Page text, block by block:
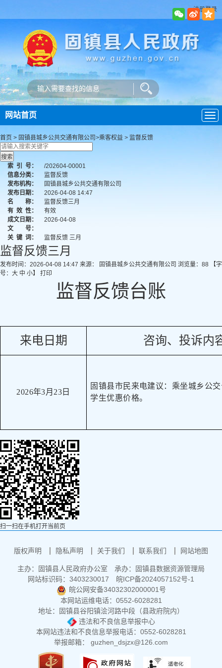
注册登录
导
航
网站首页
首页 > 固镇县城乡公共交通有限公司 >乘客权益 > 监督反馈
索 引 号：
/202604-00001
信息分类：
监督反馈
发布机构：
固镇县城乡公共交通有限公司
发布日期：
2026-04-08 14:47
名 称：
监督反馈三月
有 效 性：
有效
成文日期：
2026-04-08
文 号：
关 键 词： 监督反馈 三月
监督反馈三月
发布时间：2026-04-08 14:47 来源： 固镇县城乡公共交通有限公司 浏览量： 88
【字
号： 大 中 小】 打印
监督反馈台账
来电日期 咨询、投诉内
2026年3月23日
固镇县市民来电建议：乘坐城乡公
学生优惠价格。
扫一扫在手机打开当前页
版权声明 隐私声明 关于我们 联系我们 网站地图
主办：固镇县人民政府办公室
承办：固镇县数据资源管理局
网站标识码：3403230017
皖ICP备2024057152号-1
皖公网安备34032302000001号
本网站运维电话：0552-6028281
地址：固镇县谷阳镇浍河路中段（县政府院内）
违法和不良信息举报中心
本网站违法和不良信息举报电话：0552-6028281
举报邮箱： guzhen_dsjzx@126.com